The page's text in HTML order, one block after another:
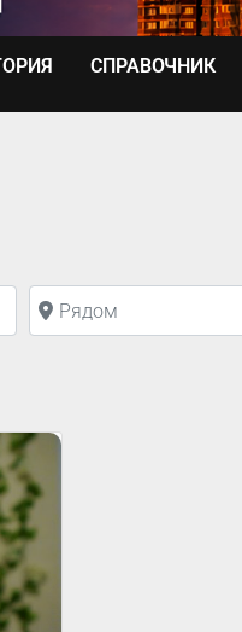
СПРАВОЧНИК
Рядом